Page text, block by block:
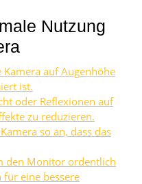
Nutzung
Kamera auf Augenhöhe
ist.
oder Reflexionen auf
zu reduzieren.
so an, dass das
den Monitor ordentlich
eine bessere